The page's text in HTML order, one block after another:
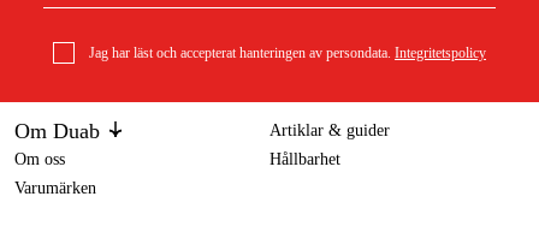
Jag har läst och accepterat hanteringen av persondata. Integritetspolicy
Om Duab
Om oss
Varumärken
Artiklar & guider
Hållbarhet